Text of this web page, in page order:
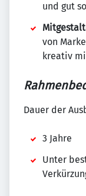
und gut
von
kreativ
Dauer der
3 Jahre
Unter